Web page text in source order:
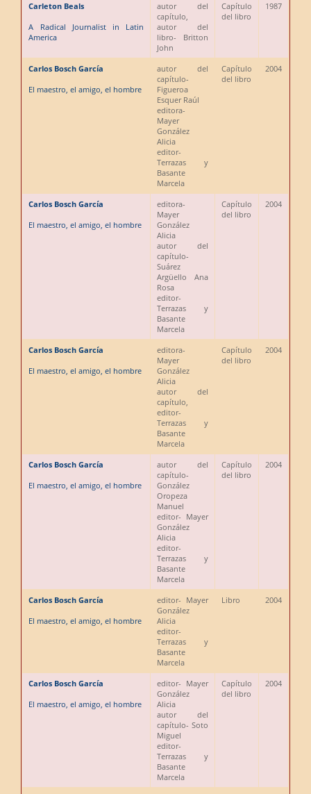
Carleton Beals
A Radical Journalist in Latin
America
autor del
capítulo,
autor del
libro- Britton
John
Capítulo
del libro
1987
Carlos Bosch García
El maestro, el amigo, el hombre
autor del
capítulo-
Figueroa
Esquer Raúl
editora-
Mayer
González
Alicia
editor-
Terrazas y
Basante
Marcela
Capítulo
del libro
2004
Carlos Bosch García
El maestro, el amigo, el hombre
editora-
Mayer
González
Alicia
autor del
capítulo-
Suárez
Argüello Ana
Rosa
editor-
Terrazas y
Basante
Marcela
Capítulo
del libro
2004
Carlos Bosch García
El maestro, el amigo, el hombre
editora-
Mayer
González
Alicia
autor del
capítulo,
editor-
Terrazas y
Basante
Marcela
Capítulo
del libro
2004
Carlos Bosch García
El maestro, el amigo, el hombre
autor del
capítulo-
González
Oropeza
Manuel
editor- Mayer
González
Alicia
editor-
Terrazas y
Basante
Marcela
Capítulo
del libro
2004
Carlos Bosch García
El maestro, el amigo, el hombre
editor- Mayer
González
Alicia
editor-
Terrazas y
Basante
Marcela
Libro 2004
Carlos Bosch García
El maestro, el amigo, el hombre
editor- Mayer
González
Alicia
autor del
capítulo- Soto
Miguel
editor-
Terrazas y
Basante
Marcela
Capítulo
del libro
2004